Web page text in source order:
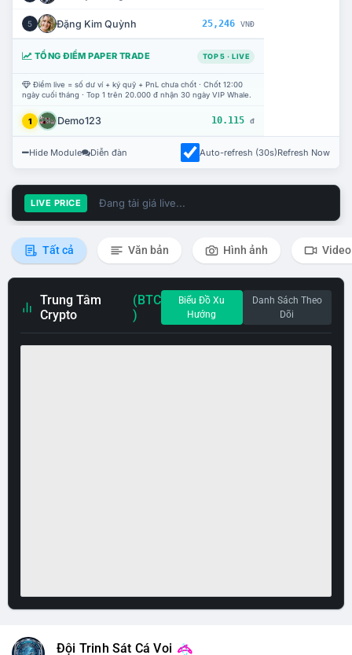
5 Đặng Kim Quỳnh 25,246 VNĐ
TỔNG ĐIỂM PAPER TRADE TOP 5 · LIVE
Điểm live = số dư ví + ký quỹ + PnL chưa chốt · Chốt 12:00
ngày cuối tháng · Top 1 trên 20.000 đ nhận 30 ngày VIP Whale.
1 Demo123 10.115 đ
Hide Module Diễn đàn Auto-refresh (30s)Refresh Now
LIVE PRICE Đang tải giá live...
Tất cả Văn bản Hình ảnh Video
Trung Tâm
Crypto
(BTC
)
Biểu Đồ Xu
Hướng
Danh Sách Theo
Dõi
Đội Trinh Sát Cá Voi